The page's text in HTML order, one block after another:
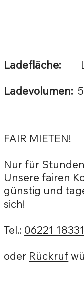
Ladefläche:
2,30 m
Ladevolumen:
FAIR MIETEN!
Nur für
Unsere fairen
günstig und
sich!
Tel.: 06221
oder Rückruf